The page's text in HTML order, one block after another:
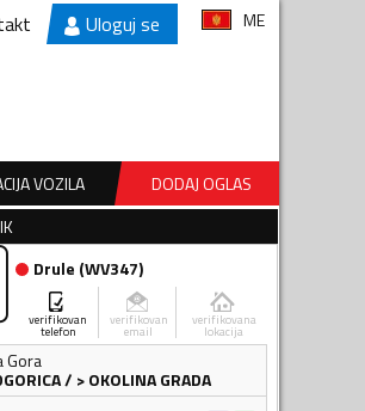
Uloguj se ME
VOZILA
DODAJ OGLAS
Drule (WV347)
verifikovan
telefon
verifikovan
email
verifikovana
lokacija
Gora
/ > OKOLINA GRADA